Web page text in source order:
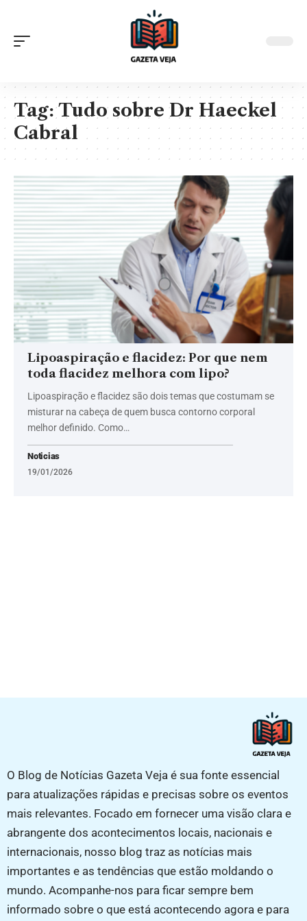
Tag:Tudo sobre Dr Haeckel
Cabral
Lipoaspiração e flacidez: Por que nem
toda flacidez melhora com lipo?
Lipoaspiração e flacidez são dois temas que costumam se
misturar na cabeça de quem busca contorno corporal
melhor definido. Como…
Noticias
19/01/2026
O Blog de Notícias Gazeta Veja é sua fonte essencial
para atualizações rápidas e precisas sobre os eventos
mais relevantes. Focado em fornecer uma visão clara e
abrangente dos acontecimentos locais, nacionais e
internacionais, nosso blog traz as notícias mais
importantes e as tendências que estão moldando o
mundo. Acompanhe-nos para ficar sempre bem
informado sobre o que está acontecendo agora e para